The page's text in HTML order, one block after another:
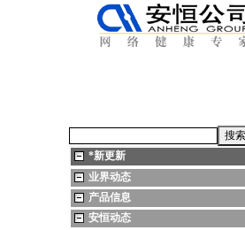
*新更新
业界动态
产品信息
安恒动态